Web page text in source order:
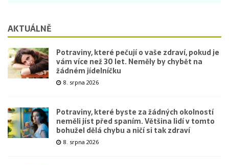
AKTUÁLNĚ
Potraviny, které pečují o vaše zdraví, pokud je
vám více než 30 let. Neměly by chybět na
žádném jídelníčku
8. srpna 2026
Potraviny, které byste za žádných okolností
neměli jíst před spaním. Většina lidí v tomto
bohužel dělá chybu a ničí si tak zdraví
8. srpna 2026